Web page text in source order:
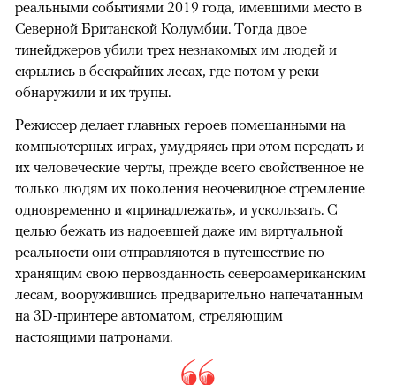
реальными событиями 2019 года, имевшими место в
Северной Британской Колумбии. Тогда двое
тинейджеров убили трех незнакомых им людей и
скрылись в бескрайних лесах, где потом у реки
обнаружили и их трупы.
Режиссер делает главных героев помешанными на
компьютерных играх, умудряясь при этом передать и
их человеческие черты, прежде всего свойственное не
только людям их поколения неочевидное стремление
одновременно и «принадлежать», и ускользать. С
целью бежать из надоевшей даже им виртуальной
реальности они отправляются в путешествие по
хранящим свою первозданность североамериканским
лесам, вооружившись предварительно напечатанным
на 3D-принтере автоматом, стреляющим
настоящими патронами.